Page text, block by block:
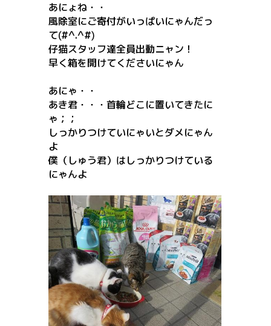
あにょね・・
風除室にご寄付がいっぱいにゃんだっ
て(#^.^#)
仔猫スタッフ達全員出動ニャン！
早く箱を開けてくださいにゃん
あにゃ・・
あき君・・・首輪どこに置いてきたに
ゃ；；
しっかりつけていにゃいとダメにゃん
よ
僕（しゅう君）はしっかりつけている
にゃんよ